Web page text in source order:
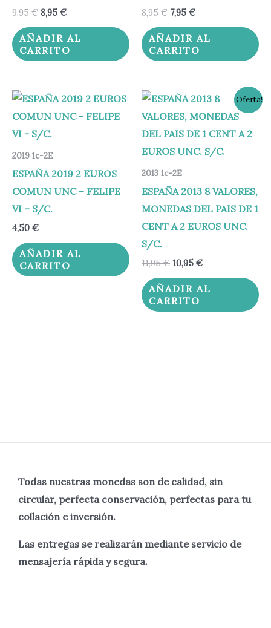
9,95€ 8,95 €
AÑADIR AL
CARRITO
8,95€ 7,95 €
AÑADIR AL
CARRITO
2019 1c-2E
ESPAÑA 2019 2 EUROS
COMUN UNC – FELIPE
VI – S/C.
4,50 €
AÑADIR AL
CARRITO
¡Oferta!
2013 1c-2E
ESPAÑA 2013 8 VALORES,
MONEDAS DEL PAIS DE 1
CENT A 2 EUROS UNC.
S/C.
11,95€
El
precio
original
era:
11,95 €.
10,95 €
El
precio
actual
es:
10,95 €.
AÑADIR AL
CARRITO
Todas nuestras monedas son de calidad, sin
circular, perfecta conservación, perfectas para tu
collación e inversión.
Las entregas se realizarán mediante servicio de
mensajería rápida y segura.